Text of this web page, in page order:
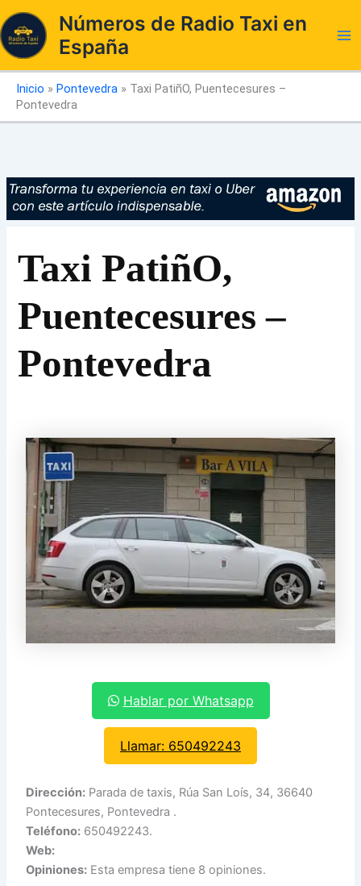
al
contenido
Números de Radio Taxi en
España
Inicio » Pontevedra » Taxi PatiñO, Puentecesures –
Pontevedra
Taxi PatiñO,
Puentecesures –
Pontevedra
Hablar por Whatsapp
Llamar: 650492243
Dirección: Parada de taxis, Rúa San Loís, 34, 36640
Pontecesures, Pontevedra .
Teléfono: 650492243.
Web:
Opiniones: Esta empresa tiene 8 opiniones.